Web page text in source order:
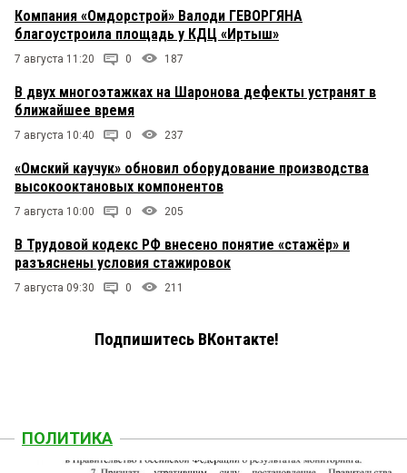
Компания «Омдорстрой» Валоди ГЕВОРГЯНА
благоустроила площадь у КДЦ «Иртыш»
7 августа 11:20 0 187
В двух многоэтажках на Шаронова дефекты устранят в
ближайшее время
7 августа 10:40 0 237
«Омский каучук» обновил оборудование производства
высокооктановых компонентов
7 августа 10:00 0 205
В Трудовой кодекс РФ внесено понятие «стажёр» и
разъяснены условия стажировок
7 августа 09:30 0 211
Подпишитесь ВКонтакте!
ПОЛИТИКА